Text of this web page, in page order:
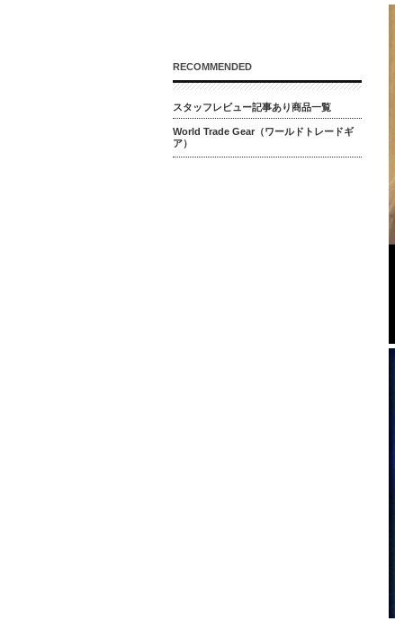
RECOMMENDED
スタッフレビュー記事あり商品一覧
World Trade Gear（ワールドトレードギ
ア）